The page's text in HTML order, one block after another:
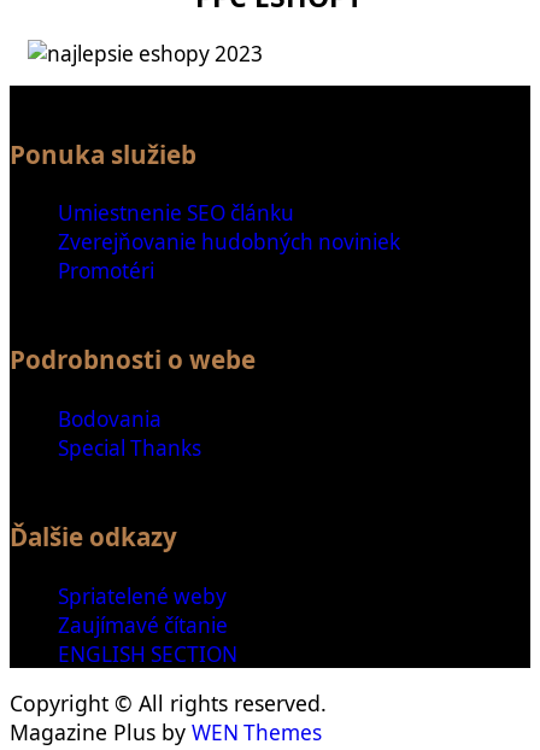
Ponuka služieb
Umiestnenie SEO článku
Zverejňovanie hudobných noviniek
Promotéri
Podrobnosti o webe
Bodovania
Special Thanks
Ďalšie odkazy
Spriatelené weby
Zaujímavé čítanie
ENGLISH SECTION
Copyright © All rights reserved.
Magazine Plus by WEN Themes